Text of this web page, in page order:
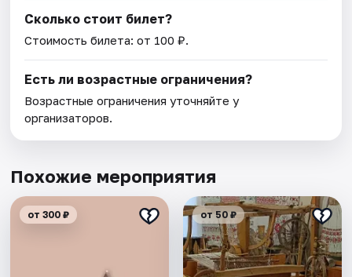
Сколько стоит билет?
Стоимость билета: от 100 ₽.
Есть ли возрастные ограничения?
Возрастные ограничения уточняйте у
организаторов.
Похожие мероприятия
от 300 ₽ от 50 ₽